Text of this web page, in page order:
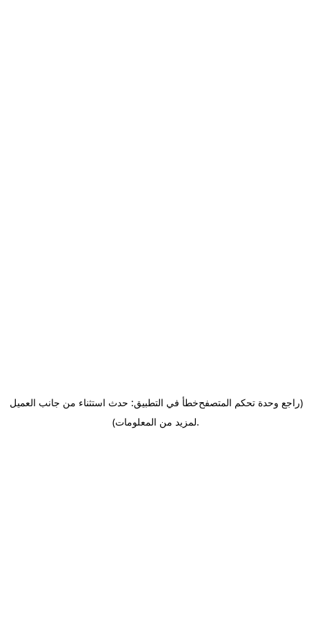
خطأ في التطبيق: حدث استثناء من جانب العميل(راجع وحدة تحكم المتصفح
لمزيد من المعلومات).